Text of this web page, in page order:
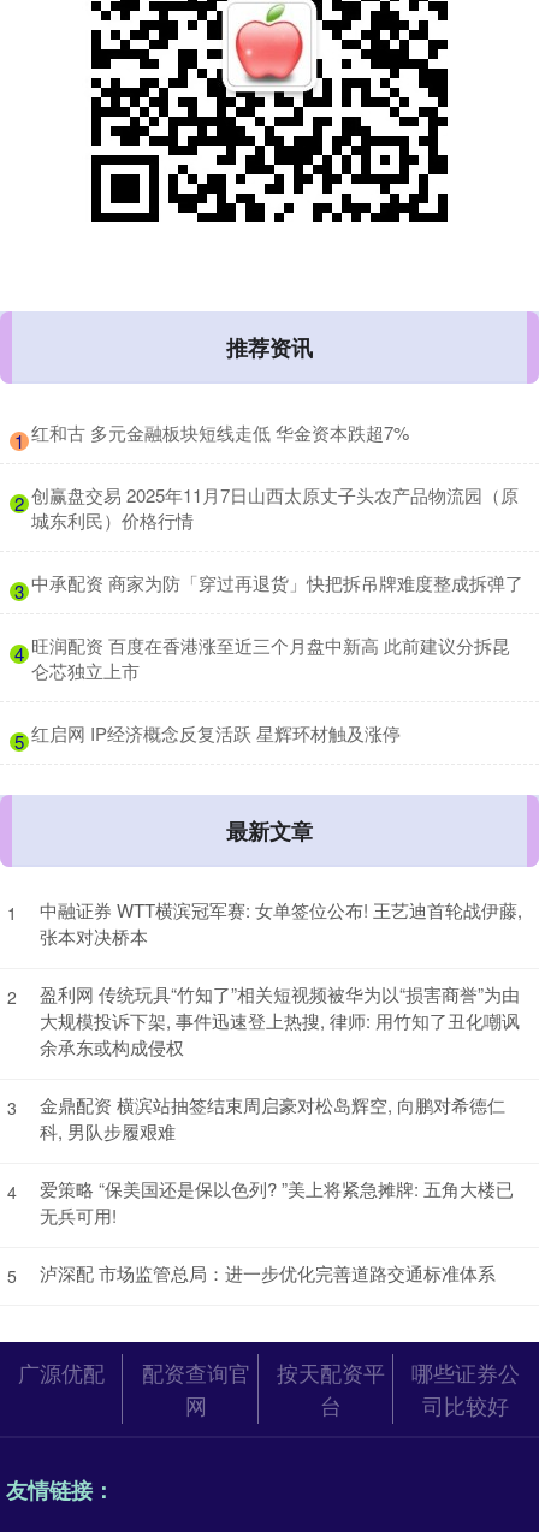
推荐资讯
1 ​红和古 多元金融板块短线走低 华金资本跌超7%
2 ​创赢盘交易 2025年11月7日山西太原丈子头农产品物流园（原
城东利民）价格行情
3 ​中承配资 商家为防「穿过再退货」快把拆吊牌难度整成拆弹了
4 ​旺润配资 百度在香港涨至近三个月盘中新高 此前建议分拆昆
仑芯独立上市
5 ​红启网 IP经济概念反复活跃 星辉环材触及涨停
最新文章
1
中融证券 WTT横滨冠军赛: 女单签位公布! 王艺迪首轮战伊藤,
张本对决桥本
2
盈利网 传统玩具“竹知了”相关短视频被华为以“损害商誉”为由
大规模投诉下架, 事件迅速登上热搜, 律师: 用竹知了丑化嘲讽
余承东或构成侵权
3
金鼎配资 横滨站抽签结束周启豪对松岛辉空, 向鹏对希德仁
科, 男队步履艰难
4
爱策略 “保美国还是保以色列? ”美上将紧急摊牌: 五角大楼已
无兵可用!
5 泸深配 市场监管总局：进一步优化完善道路交通标准体系
广源优配
配资查询官
网
按天配资平
台
哪些证券公
司比较好
友情链接：